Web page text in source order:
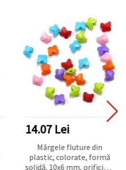
14.07 Lei
Mărgele fluture din
plastic, colorate, formă
solidă, 10x6 mm, orificiu: 1